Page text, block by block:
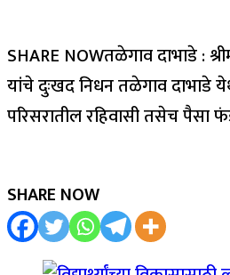
SHARE NOWतळेगाव दाभाडे :
यांचे दुःखद निधन तळेगाव दाभाडे
परिसरातील रहिवासी तसेच पैसा
SHARE NOW